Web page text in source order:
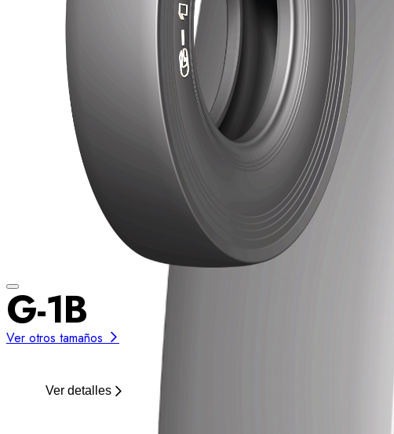
G-1B
Ver otros tamaños
Ver detalles